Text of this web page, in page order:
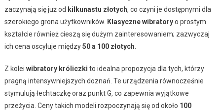
zaczynają się już od kilkunastu złotych, co czyni je dostępnymi dla
szerokiego grona użytkowników. Klasyczne wibratoryo prostym
kształcie również cieszą się dużym zainteresowaniem; zazwyczaj
ich cena oscyluje między50 a 100 złotych
Z kolei wibratory króliczki to idealna propozycja dla tych, którzy
pragną intensywniejszych doznań. Te urządzenia równocześnie
stymulują łechtaczkę oraz punkt G, co zapewnia wyjątkowe
przeżycia. Ceny takich modeli rozpoczynają się od około 100